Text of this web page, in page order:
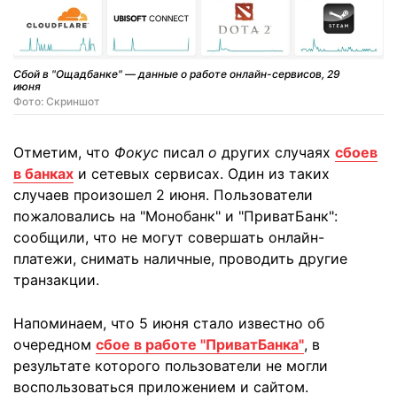
Сбой в "Ощадбанке" — данные о работе онлайн-сервисов, 29
июня
Фото: Скриншот
Отметим, что Фокус писал о других случаях сбоев
в банках и сетевых сервисах. Один из таких
случаев произошел 2 июня. Пользователи
пожаловались на "Монобанк" и "ПриватБанк":
сообщили, что не могут совершать онлайн-
платежи, снимать наличные, проводить другие
транзакции.
Напоминаем, что 5 июня стало известно об
очередном сбое в работе "ПриватБанка", в
результате которого пользователи не могли
воспользоваться приложением и сайтом.